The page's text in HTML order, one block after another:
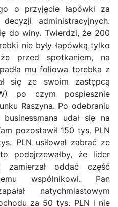
o przyjęcie łapówki za
administracyjnych.
do winy. Twierdzi, że 200
nie były łapówką tylko
przed spotkaniem, na
mu foliowa torebka z
się ze swoim zastępcą
po czym pospiesznie
Raszyna. Po odebraniu
udał się na
pozostawił 150 tys. PLN
PLN usiłował zabrać ze
podejrzewałby, że lider
zamierzał oddać część
wspólnikowi. Pan
natychmiastowym
za 50 tys. PLN i nie